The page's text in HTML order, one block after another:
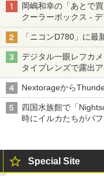
岡嶋和幸の「あとで
クーラーボックス -
「ニコンD780」に
デジタル一眼レフカ
タイプレンズで露出
Nextorageから
四国水族館で「
時にイルカたちがパ
Special Site